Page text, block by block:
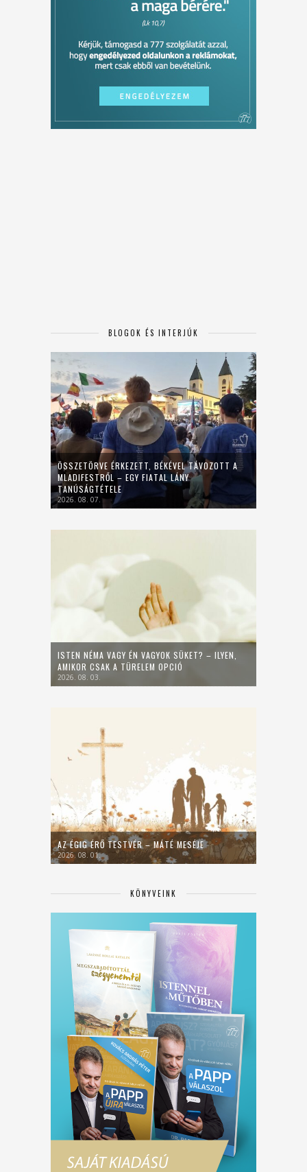
BLOGOK ÉS INTERJÚK
ÖSSZETÖRVE ÉRKEZETT, BÉKÉVEL TÁVOZOTT A
MLADIFESTRŐL – EGY FIATAL LÁNY
TANÚSÁGTÉTELE
2026. 08. 07.
ISTEN NÉMA VAGY ÉN VAGYOK SÜKET? – ILYEN,
AMIKOR CSAK A TÜRELEM OPCIÓ
2026. 08. 03.
AZ ÉGIG ÉRŐ TESTVÉR – MÁTÉ MESÉJE
2026. 08. 01.
KÖNYVEINK